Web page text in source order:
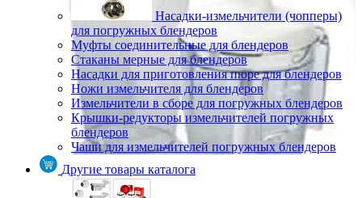
Насадки-измельчители (чопперы)
для погружных блендеров
Муфты соединительные для блендеров
Стаканы мерные для блендеров
Насадки для приготовления пюре для блендеров
Ножи измельчителя для блендеров
Измельчители в сборе для погружных блендеров
Крышки-редукторы измельчителей погружных
блендеров
Чаши для измельчителей погружных блендеров
Другие товары каталога